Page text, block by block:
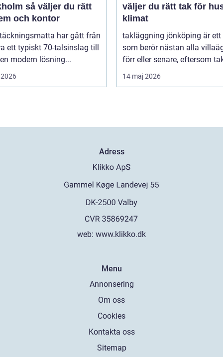
du rätt
och kontor
har gått från
ett typiskt 70-talsinslag till
modern lösning...
väljer du rätt tak för
klimat
takläggning jönköping är ett
som berör nästan alla
förr eller senare, eftersom
14 maj 2026
Adress
web: www.klikko.dk
Menu
Annonsering
Om oss
Cookies
Kontakta oss
Sitemap